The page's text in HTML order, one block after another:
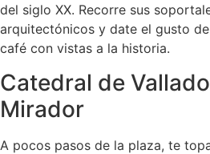
del siglo XX. Recorre sus
arquitectónicos y date el gusto
café con vistas a la historia.
Catedral de
Mirador
A pocos pasos de la plaza, te